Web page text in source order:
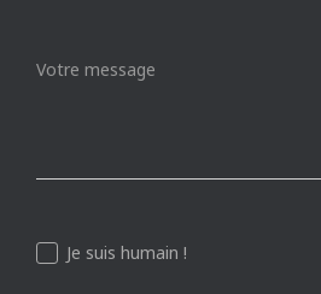
Je suis humain !